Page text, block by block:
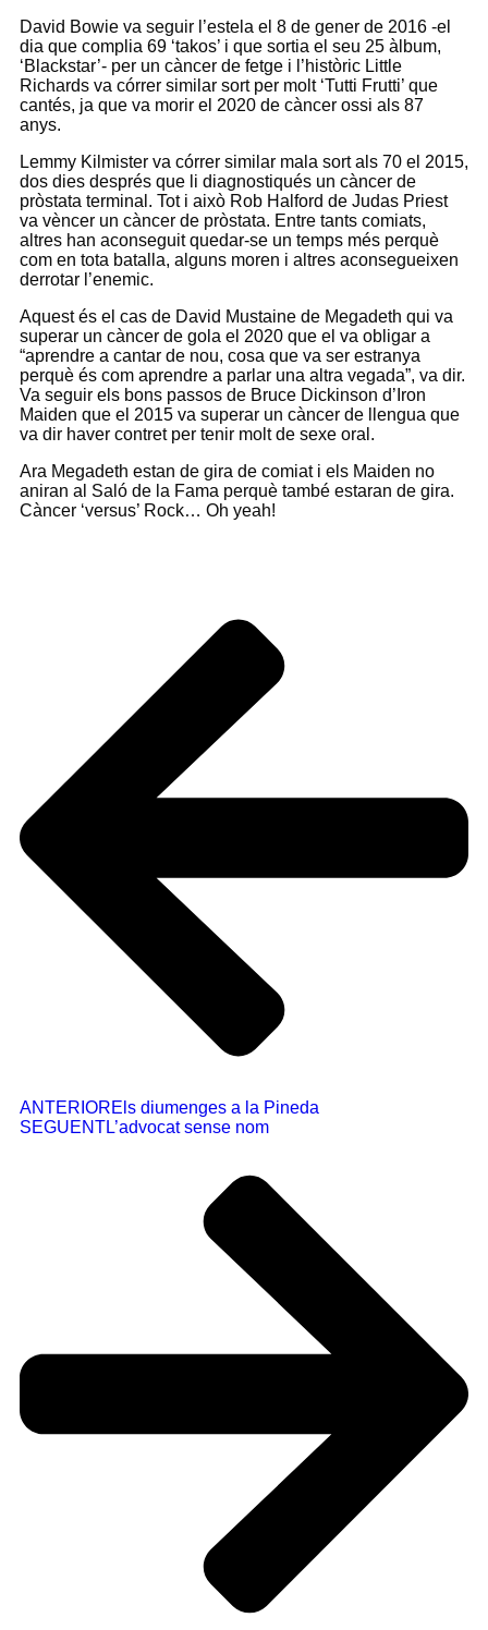
David Bowie va seguir l’estela el 8 de gener de 2016 -el
dia que complia 69 ‘takos’ i que sortia el seu 25 àlbum,
‘Blackstar’- per un càncer de fetge i l’històric Little
Richards va córrer similar sort per molt ‘Tutti Frutti’ que
cantés, ja que va morir el 2020 de càncer ossi als 87
anys.
Lemmy Kilmister va córrer similar mala sort als 70 el 2015,
dos dies després que li diagnostiqués un càncer de
pròstata terminal. Tot i això Rob Halford de Judas Priest
va vèncer un càncer de pròstata. Entre tants comiats,
altres han aconseguit quedar-se un temps més perquè
com en tota batalla, alguns moren i altres aconsegueixen
derrotar l’enemic.
Aquest és el cas de David Mustaine de Megadeth qui va
superar un càncer de gola el 2020 que el va obligar a
“aprendre a cantar de nou, cosa que va ser estranya
perquè és com aprendre a parlar una altra vegada”, va dir.
Va seguir els bons passos de Bruce Dickinson d’Iron
Maiden que el 2015 va superar un càncer de llengua que
va dir haver contret per tenir molt de sexe oral.
Ara Megadeth estan de gira de comiat i els Maiden no
aniran al Saló de la Fama perquè també estaran de gira.
Càncer ‘versus’ Rock… Oh yeah!
ANTERIOREls diumenges a la Pineda
SEGUENTL’advocat sense nom